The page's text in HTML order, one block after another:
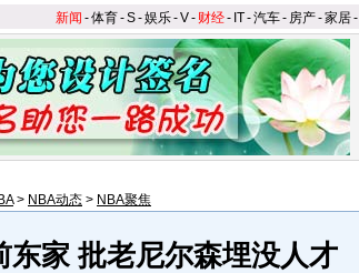
新闻 -体育-S-娱乐-V- 财经- IT-汽车- 房产-家居-
> NBA动态 > NBA聚焦
家 批老尼尔森埋没人才